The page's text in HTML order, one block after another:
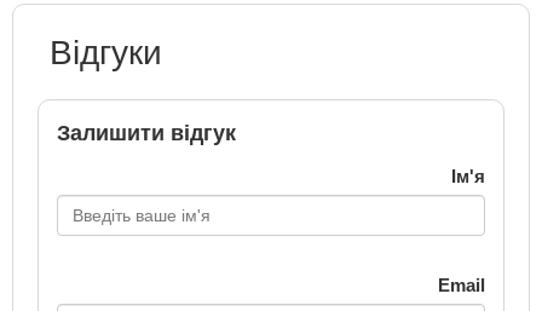
Відгуки
Залишити відгук
Ім'я
Email